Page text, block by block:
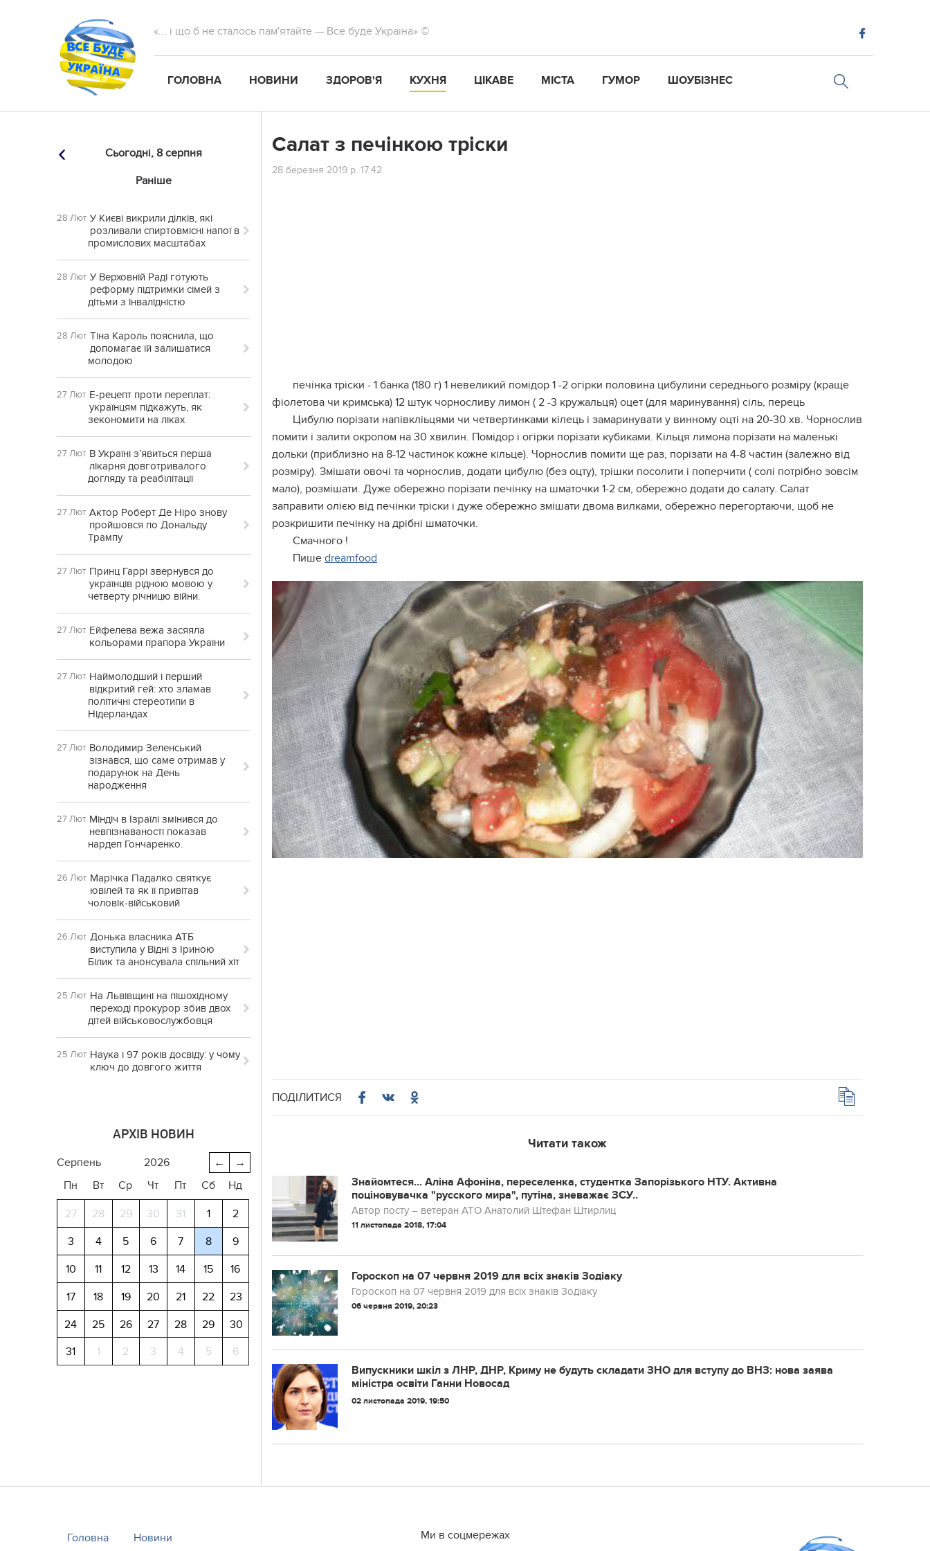
«... і що б не сталось пам'ятайте — Все буде Україна» ©
ГОЛОВНА НОВИНИ ЗДОРОВ'Я КУХНЯ ЦІКАВЕ МІСТА ГУМОР ШОУБІЗНЕС
Сьогодні, 8 серпня
Раніше
28 Лют У Києві викрили ділків, які
розливали спиртовмісні напої в
промислових масштабах
28 Лют У Верховній Раді готують
реформу підтримки сімей з
дітьми з інвалідністю
28 Лют Тіна Кароль пояснила, що
допомагає їй залишатися
молодою
27 Лют Е-рецепт проти переплат:
українцям підкажуть, як
зекономити на ліках
27 Лют В Україні з’явиться перша
лікарня довготривалого
догляду та реабілітації
27 Лют Актор Роберт Де Ніро знову
пройшовся по Дональду
Трампу
27 Лют Принц Гаррі звернувся до
українців рідною мовою у
четверту річницю війни.
27 Лют Ейфелева вежа засяяла
кольорами прапора України
27 Лют Наймолодший і перший
відкритий гей: хто зламав
політичні стереотипи в
Нідерландах
27 Лют Володимир Зеленський
зізнався, що саме отримав у
подарунок на День
народження
27 Лют Міндіч в Ізраїлі змінився до
невпізнаваності показав
нардеп Гончаренко.
26 Лют Марічка Падалко святкує
ювілей та як її привітав
чоловік-військовий
26 Лют Донька власника АТБ
виступила у Відні з Іриною
Білик та анонсувала спільний хіт
25 Лют На Львівщині на пішохідному
переході прокурор збив двох
дітей військовослужбовця
25 Лют Наука і 97 років досвіду: у чому
ключ до довгого життя
АРХІВ НОВИН
→
←
серпень
2026
Пн
Вт Ср Чт Пт Сб Нд
27 28 29 30 31 1
2
3
4 5 6 7 8
9
10
11 12 13 14 15
16
17
18 19 20 21 22
23
24
25 26 27 28 29
30
31
1 2 3 4 5 6
Салат з печінкою тріски
28 березня 2019 р. 17:42
печінка тріски - 1 банка (180 г) 1 невеликий помідор 1 -2 огірки половина цибулини середнього розміру (краще
фіолетова чи кримська) 12 штук чорносливу лимон ( 2 -3 кружальця) оцет (для маринування) сіль, перець
Цибулю порізати напівкліьцями чи четвертинками кілець і замаринувати у винному оцті на 20-30 хв. Чорнослив
помити і залити окропом на 30 хвилин. Помідор і огірки порізати кубиками. Кільця лимона порізати на маленькі
дольки (приблизно на 8-12 частинок кожне кільце). Чорнослив помити ще раз, порізати на 4-8 частин (залежно від
розміру). Змішати овочі та чорнослив, додати цибулю (без оцту), трішки посолити і поперчити ( солі потрібно зовсім
мало), розмішати. Дуже обережно порізати печінку на шматочки 1-2 см, обережно додати до салату. Салат
заправити олією від печінки тріски і дуже обережно змішати двома вилками, обережно перегортаючи, щоб не
розкришити печінку на дрібні шматочки.
Смачного !
Пише dreamfood
ПОДІЛИТИСЯ
Читати також
Знайомтеся... Аліна Афоніна, переселенка, студентка Запорізького НТУ. Активна
поціновувачка "русского мира", путіна, зневажає ЗСУ..
Автор посту – ветеран АТО Анатолий Штефан Штирлиц
11 листопада 2018, 17:04
Гороскоп на 07 червня 2019 для всіх знаків Зодіаку
Гороскоп на 07 червня 2019 для всіх знаків Зодіаку
06 червня 2019, 20:23
Випускники шкіл з ЛНР, ДНР, Криму не будуть складати ЗНО для вступу до ВНЗ: нова заява
міністра освіти Ганни Новосад
02 листопада 2019, 19:50
Головна
Новини
Ми в соцмережах